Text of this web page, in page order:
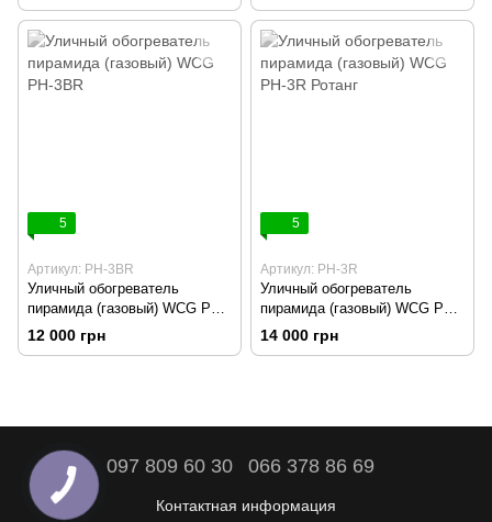
5
Артикул: PH-3BR
Уличный обогреватель
пирамида (газовый) WCG PH-
3BR
12 000 грн
5
Артикул: PH-3R
Уличный обогреватель
пирамида (газовый) WCG PH-
3R Ротанг
14 000 грн
097 809 60 30 066 378 86 69
Контактная информация